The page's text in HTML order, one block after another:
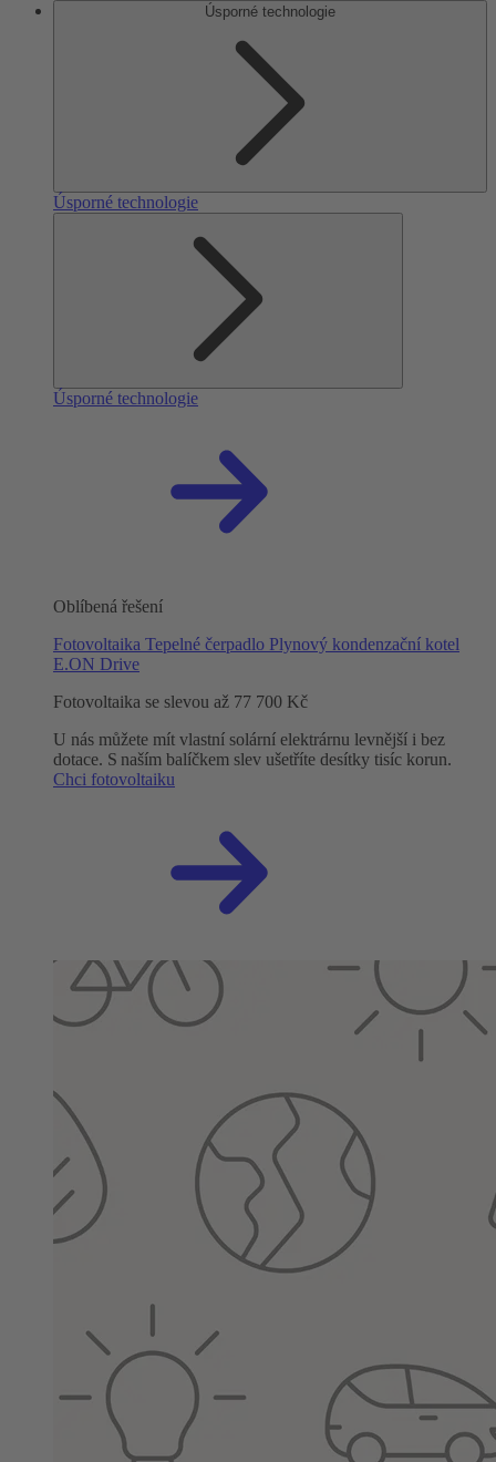
Úsporné technologie
Úsporné technologie
Úsporné technologie
Oblíbená řešení
Fotovoltaika Tepelné čerpadlo Plynový kondenzační kotel
E.ON Drive
Fotovoltaika se slevou až 77 700 Kč
U nás můžete mít vlastní solární elektrárnu levnější i bez
dotace. S naším balíčkem slev ušetříte desítky tisíc korun.
Chci fotovoltaiku